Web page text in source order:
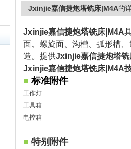
Jxinjie嘉信捷炮塔铣床|M4A的
Jxinjie嘉信捷炮塔铣床|M4A
面、螺旋面、沟槽、弧形槽
造。提供Jxinjie嘉信捷炮塔铣
Jxinjie嘉信捷炮塔铣床|M4A
■标准附件
工作灯
工具箱
电控箱
■ 特别 附件